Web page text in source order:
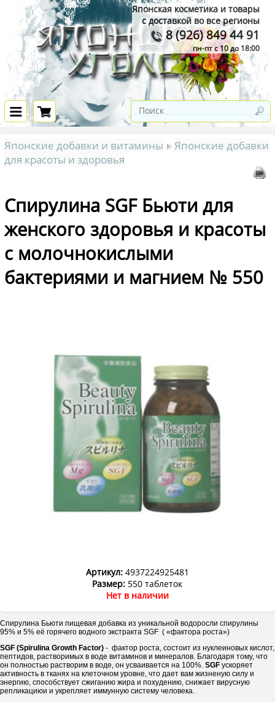
Японская косметика и товары
с доставкой во все регионы
8 (926) 849 44 91
пн-пт с 10 до 18:00
Японские добавки и витамины
Японские добавки
для красоты и здоровья
Спирулина SGF Бьюти для
женского здоровья и красоты
с молочнокислыми
бактериями и магнием № 550
Артикул:4937224925481
Размер: 550 таблеток
Нет в наличии
Спирулина Бьюти пищевая добавка из уникальной водоросли спирулины
95% и 5% её горячего водного экстракта SGF ( «фактора роста»)
SGF (Spirulina Growth Factor) - фактор роста, состоит из нуклеиновых кислот,
пептидов, растворимых в воде витаминов и минералов. Благодаря тому, что
он полностью растворим в воде, он усваивается на 100%. SGF ускоряет
активность в тканях на клеточном уровне, что дает вам жизненую силу и
энергию, способствует сжиганию жира и похудению, снижает вирусную
репликациюи и укрепляет иммунную систему человека.